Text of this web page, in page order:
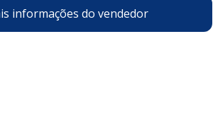
informações do vendedor